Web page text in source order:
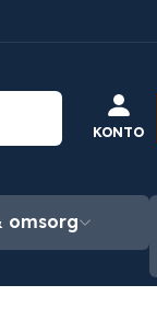
KONTO
omsorg